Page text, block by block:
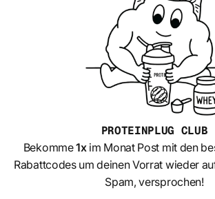
PROTEINPLUG CLUB
Bekomme1xim Monat Post mit den
Rabattcodes um deinen Vorrat wieder
Spam, versprochen!